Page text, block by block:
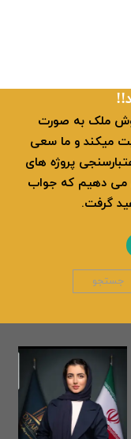
پیش فروش ملک به صورت
22 تهران فعالیت میکند و ما سعی
پروژه های
می دهیم که جواب
گرفت.
جستجو